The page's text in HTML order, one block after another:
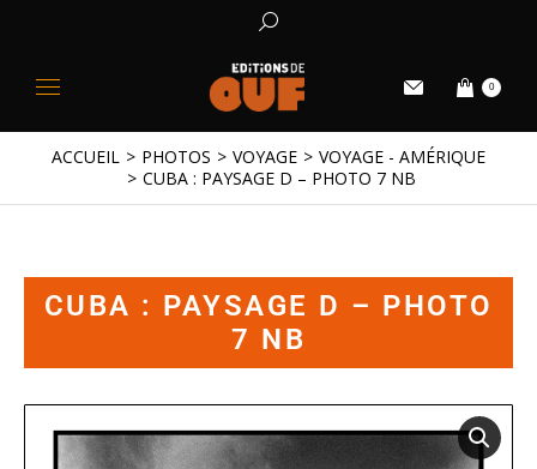
0
Vous êtes ici :
ACCUEIL PHOTOS VOYAGE
VOYAGE - AMÉRIQUE
CUBA : PAYSAGE D – PHOTO 7 NB
CUBA : PAYSAGE D – PHOTO
7 NB